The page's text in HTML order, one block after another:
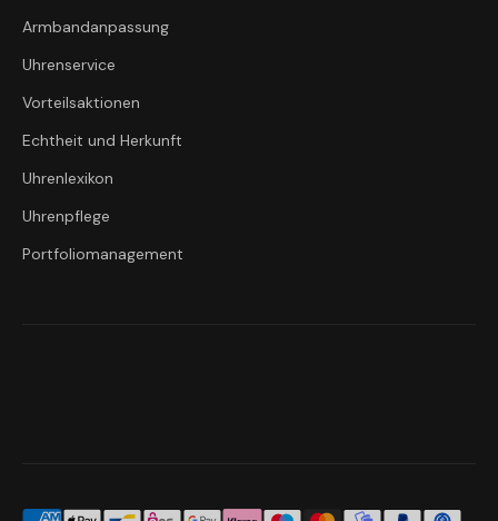
Armbandanpassung
Uhrenservice
Vorteilsaktionen
Echtheit und Herkunft
Uhrenlexikon
Uhrenpflege
Portfoliomanagement